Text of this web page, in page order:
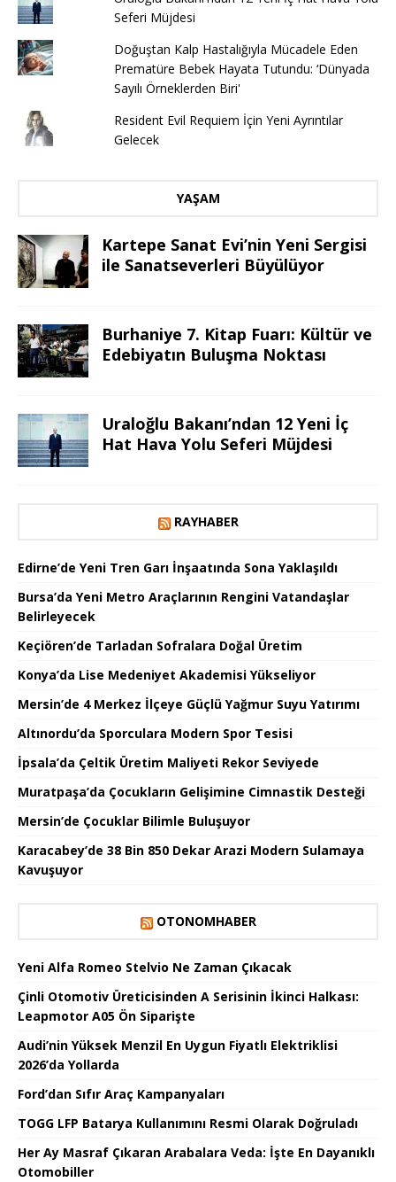
Seferi Müjdesi
Doğuştan Kalp Hastalığıyla Mücadele Eden
Prematüre Bebek Hayata Tutundu: ‘Dünyada
Sayılı Örneklerden Biri'
Resident Evil Requiem İçin Yeni Ayrıntılar
Gelecek
YAŞAM
Kartepe Sanat Evi’nin Yeni Sergisi
ile Sanatseverleri Büyülüyor
Burhaniye 7. Kitap Fuarı: Kültür ve
Edebiyatın Buluşma Noktası
Uraloğlu Bakanı’ndan 12 Yeni İç
Hat Hava Yolu Seferi Müjdesi
RAYHABER
Edirne’de Yeni Tren Garı İnşaatında Sona Yaklaşıldı
Bursa’da Yeni Metro Araçlarının Rengini Vatandaşlar
Belirleyecek
Keçiören’de Tarladan Sofralara Doğal Üretim
Konya’da Lise Medeniyet Akademisi Yükseliyor
Mersin’de 4 Merkez İlçeye Güçlü Yağmur Suyu Yatırımı
Altınordu’da Sporculara Modern Spor Tesisi
İpsala’da Çeltik Üretim Maliyeti Rekor Seviyede
Muratpaşa’da Çocukların Gelişimine Cimnastik Desteği
Mersin’de Çocuklar Bilimle Buluşuyor
Karacabey’de 38 Bin 850 Dekar Arazi Modern Sulamaya
Kavuşuyor
OTONOMHABER
Yeni Alfa Romeo Stelvio Ne Zaman Çıkacak
Çinli Otomotiv Üreticisinden A Serisinin İkinci Halkası:
Leapmotor A05 Ön Siparişte
Audi’nin Yüksek Menzil En Uygun Fiyatlı Elektriklisi
2026’da Yollarda
Ford’dan Sıfır Araç Kampanyaları
TOGG LFP Batarya Kullanımını Resmi Olarak Doğruladı
Her Ay Masraf Çıkaran Arabalara Veda: İşte En Dayanıklı
Otomobiller